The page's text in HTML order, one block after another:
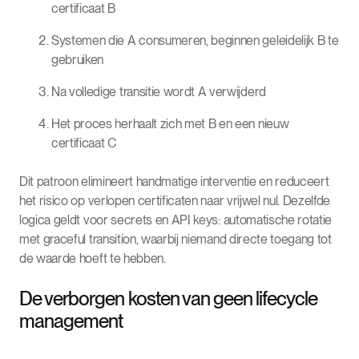
certificaat B
Systemen die A consumeren, beginnen geleidelijk B te
gebruiken
Na volledige transitie wordt A verwijderd
Het proces herhaalt zich met B en een nieuw
certificaat C
Dit patroon elimineert handmatige interventie en reduceert
het risico op verlopen certificaten naar vrijwel nul. Dezelfde
logica geldt voor secrets en API keys: automatische rotatie
met graceful transition, waarbij niemand directe toegang tot
de waarde hoeft te hebben.
De verborgen kosten van geen lifecycle
management